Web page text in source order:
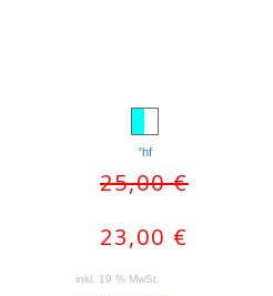
WEITERLESEN
WEITERLESEN
°hf
25,00€
23,00 €
inkl. 19 % MwSt.